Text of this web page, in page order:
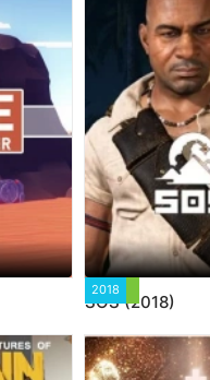
2018
SOS (2018)